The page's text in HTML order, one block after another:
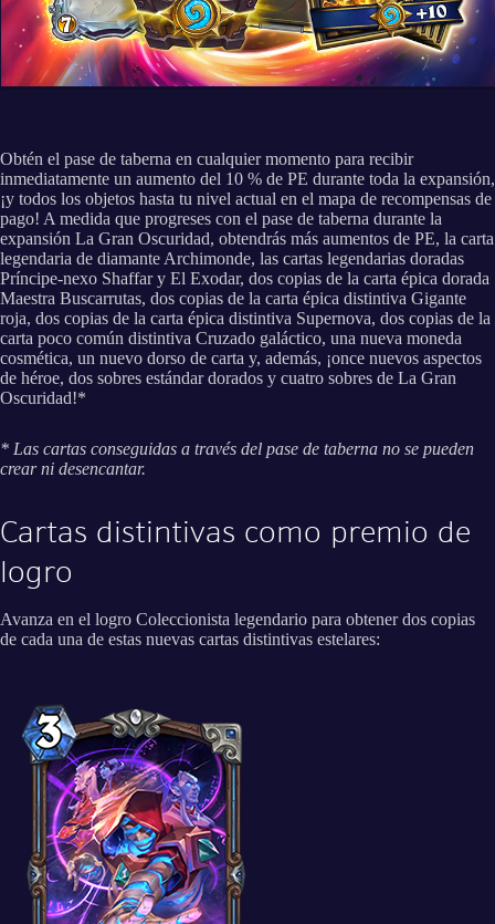
Obtén el pase de taberna en cualquier momento para recibir
inmediatamente un aumento del 10 % de PE durante toda la expansión,
¡y todos los objetos hasta tu nivel actual en el mapa de recompensas de
pago! A medida que progreses con el pase de taberna durante la
expansión La Gran Oscuridad, obtendrás más aumentos de PE, la carta
legendaria de diamante Archimonde, las cartas legendarias doradas
Príncipe-nexo Shaffar y El Exodar, dos copias de la carta épica dorada
Maestra Buscarrutas, dos copias de la carta épica distintiva Gigante
roja, dos copias de la carta épica distintiva Supernova, dos copias de la
carta poco común distintiva Cruzado galáctico, una nueva moneda
cosmética, un nuevo dorso de carta y, además, ¡once nuevos aspectos
de héroe, dos sobres estándar dorados y cuatro sobres de La Gran
Oscuridad!*
* Las cartas conseguidas a través del pase de taberna no se pueden
crear ni desencantar.
Cartas distintivas como premio de
logro
Avanza en el logro Coleccionista legendario para obtener dos copias
de cada una de estas nuevas cartas distintivas estelares: